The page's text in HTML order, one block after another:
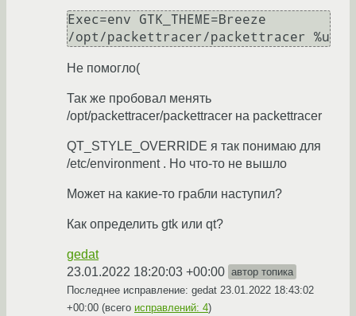
Exec=env GTK_THEME=Breeze
/opt/packettracer/packettracer %u
Не помогло(
Так же пробовал менять
/opt/packettracer/packettracer на packettracer
QT_STYLE_OVERRIDE я так понимаю для
/etc/environment . Но что-то не вышло
Может на какие-то грабли наступил?
Как определить gtk или qt?
gedat
23.01.2022 18:20:03 +00:00 автор топика
Последнее исправление: gedat 23.01.2022 18:43:02
+00:00 (всего исправлений: 4)